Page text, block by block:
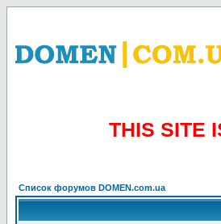
THIS SITE
Список форумов DOMEN.com.ua